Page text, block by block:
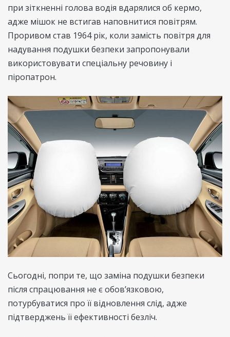
при зіткненні голова водія вдарялися об кермо,
адже мішок не встигав наповнитися повітрям.
Проривом став 1964 рік, коли замість повітря для
надування подушки безпеки запропонували
використовувати спеціальну речовину і
піропатрон.
Сьогодні, попри те, що заміна подушки безпеки
після спрацювання не є обов’язковою,
потурбуватися про її відновлення слід, адже
підтверджень її ефективності безліч.